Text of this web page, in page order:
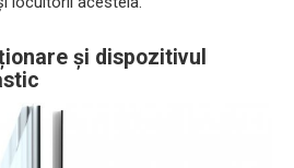
și dispozitivul